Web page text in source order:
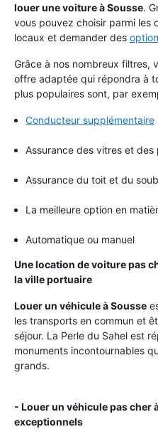
louer une voiture à Sousse.
vous pouvez choisir parmi les
locaux et demander des
Grâce à nos nombreux filtres,
offre adaptée qui répondra à
plus populaires sont, par
Conducteur supplémentaire
Assurance des vitres et des
Assurance du toit et du
La meilleure option en
Automatique ou manuel
Une location de voiture pas
la ville portuaire
Louer un véhicule à Sousse
les transports en commun et
séjour. La Perle du Sahel est
monuments incontournables
grands.
- Louer un véhicule pas cher
exceptionnels